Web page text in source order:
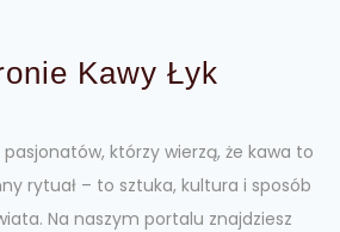
Kawy Łyk
którzy wierzą, że kawa to
rytuał – to sztuka, kultura i sposób
Na naszym portalu znajdziesz